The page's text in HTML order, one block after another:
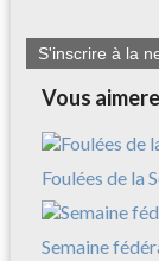
S'inscrire à la
Vous
Foulées de la
Semaine